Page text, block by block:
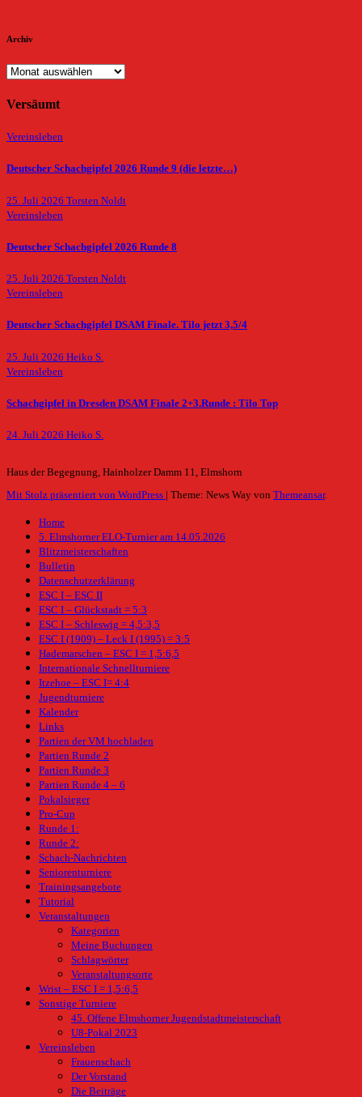
Archiv
Archiv
Versäumt
Vereinsleben
Deutscher Schachgipfel 2026 Runde 9 (die letzte…)
25. Juli 2026 Torsten Noldt
Vereinsleben
Deutscher Schachgipfel 2026 Runde 8
25. Juli 2026 Torsten Noldt
Vereinsleben
Deutscher Schachgipfel DSAM Finale. Tilo jetzt 3,5/4
25. Juli 2026 Heiko S.
Vereinsleben
Schachgipfel in Dresden DSAM Finale 2+3.Runde : Tilo Top
24. Juli 2026 Heiko S.
Haus der Begegnung, Hainholzer Damm 11, Elmshorn
Mit Stolz präsentiert von WordPress | Theme: News Way von Themeansar.
Home
5. Elmshorner ELO-Turnier am 14.05.2026
Blitzmeisterschaften
Bulletin
Datenschutzerklärung
ESC I – ESC II
ESC I – Glückstadt = 5:3
ESC I – Schleswig = 4,5:3,5
ESC I (1909) – Leck I (1995) = 3:5
Hademarschen – ESC I = 1,5:6,5
Internationale Schnellturniere
Itzehoe – ESC I= 4:4
Jugendturniere
Kalender
Links
Partien der VM hochladen
Partien Runde 2
Partien Runde 3
Partien Runde 4 – 6
Pokalsieger
Pro-Cup
Runde 1:
Runde 2:
Schach-Nachrichten
Seniorenturniere
Trainingsangebote
Tutorial
Veranstaltungen
Kategorien
Meine Buchungen
Schlagwörter
Veranstaltungsorte
Wrist – ESC I = 1,5:6,5
Sonstige Turniere
45. Offene Elmshorner Jugendstadtmeisterschaft
U8-Pokal 2023
Vereinsleben
Frauenschach
Der Vorstand
Die Beiträge